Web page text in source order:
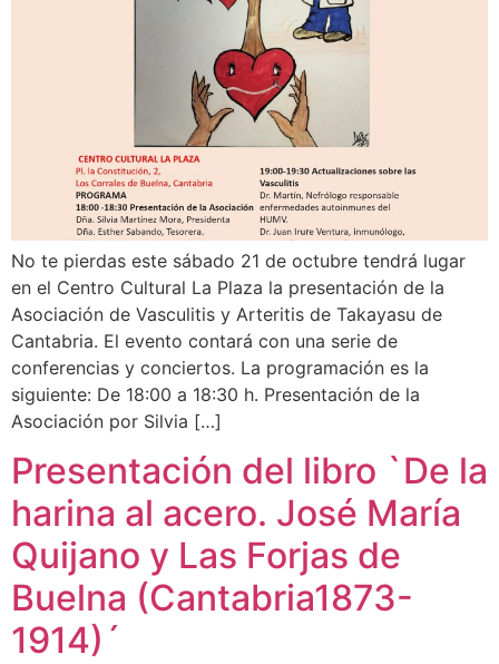
No te pierdas este sábado 21 de octubre tendrá lugar
en el Centro Cultural La Plaza la presentación de la
Asociación de Vasculitis y Arteritis de Takayasu de
Cantabria. El evento contará con una serie de
conferencias y conciertos. La programación es la
siguiente: De 18:00 a 18:30 h. Presentación de la
Asociación por Silvia […]
Presentación del libro `De la
harina al acero. José María
Quijano y Las Forjas de
Buelna (Cantabria1873-
1914)´